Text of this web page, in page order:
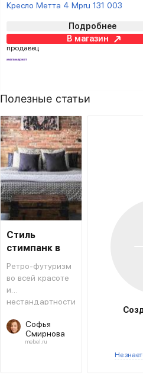
Кресло Метта 4 Mpru 131 003
Подробнее
В магазин
продавец
Полезные статьи
Стиль
стимпанк в
интерьере
Ретро-футуризм
во всей красоте
и
нестандартности
Софья
Смирнова
mebel.ru
Не